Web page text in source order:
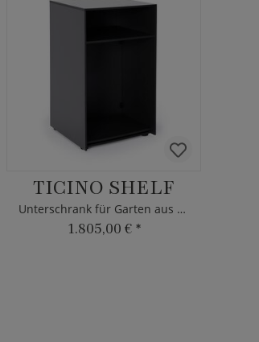
TICINO SHELF
Unterschrank für Garten aus HPL
1.805,00 € *